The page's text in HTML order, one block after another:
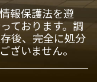
報保護法を遵
ております。調
後、完全に処分
ざいません。